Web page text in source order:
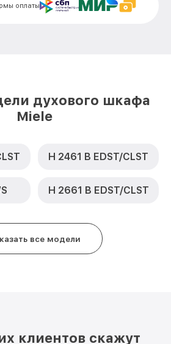
от 500₽
оплаты
духового шкафа
Miele
H 2461 B EDST/CLST
H 2661 B EDST/CLST
все модели
клиентов скажут